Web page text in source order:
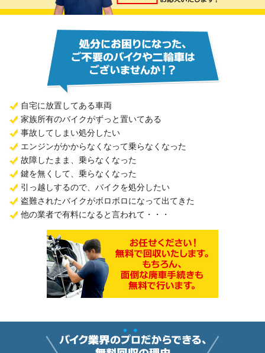
自宅に放置してある車両
家族所有のバイクがずっと置いてある
事故してしまい処分したい
エンジンがかからなくなって乗らなくなった
故障したまま、乗らなくなった
鍵を無くして、乗らなくなった
引っ越しするので、バイクを処分したい
盗難されたバイクがボロボロになって出てきた
他の業者で有料になると言われて・・・